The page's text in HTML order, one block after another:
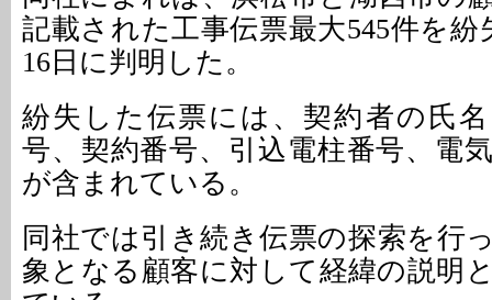
記載された工事伝票最大545件を
16日に判明した。
紛失した伝票には、契約者の氏
号、契約番号、引込電柱番号、電
が含まれている。
同社では引き続き伝票の探索を行
象となる顧客に対して経緯の説明